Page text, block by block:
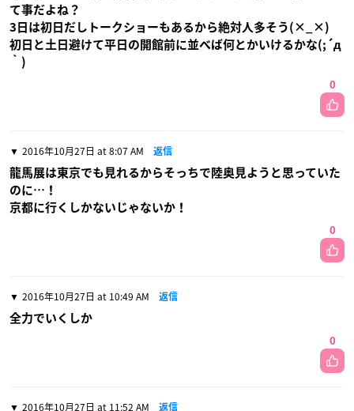
て事だよね？
3日は初日だしトークショーもあるから絶対人多そう(×_×)
初日と土日避けて平日の開館前に並べば何とかいけるかな(;´д
｀)
0
2016年10月27日 at 8:07 AM 返信
龍馬展は東京でも見れるからそっちで陸奥見ようと思っていた
のに…！
京都に行くしかないじゃないか！
0
2016年10月27日 at 10:49 AM 返信
全力でいくしか
0
2016年10月27日 at 11:52 AM 返信